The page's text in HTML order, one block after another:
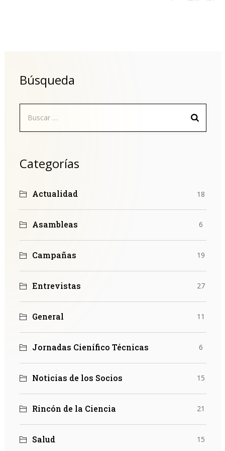
Búsqueda
Categorías
Actualidad 18
Asambleas 6
Campañas 19
Entrevistas 27
General 11
Jornadas Cienífico Técnicas 6
Noticias de los Socios 15
Rincón de la Ciencia 21
Salud 15